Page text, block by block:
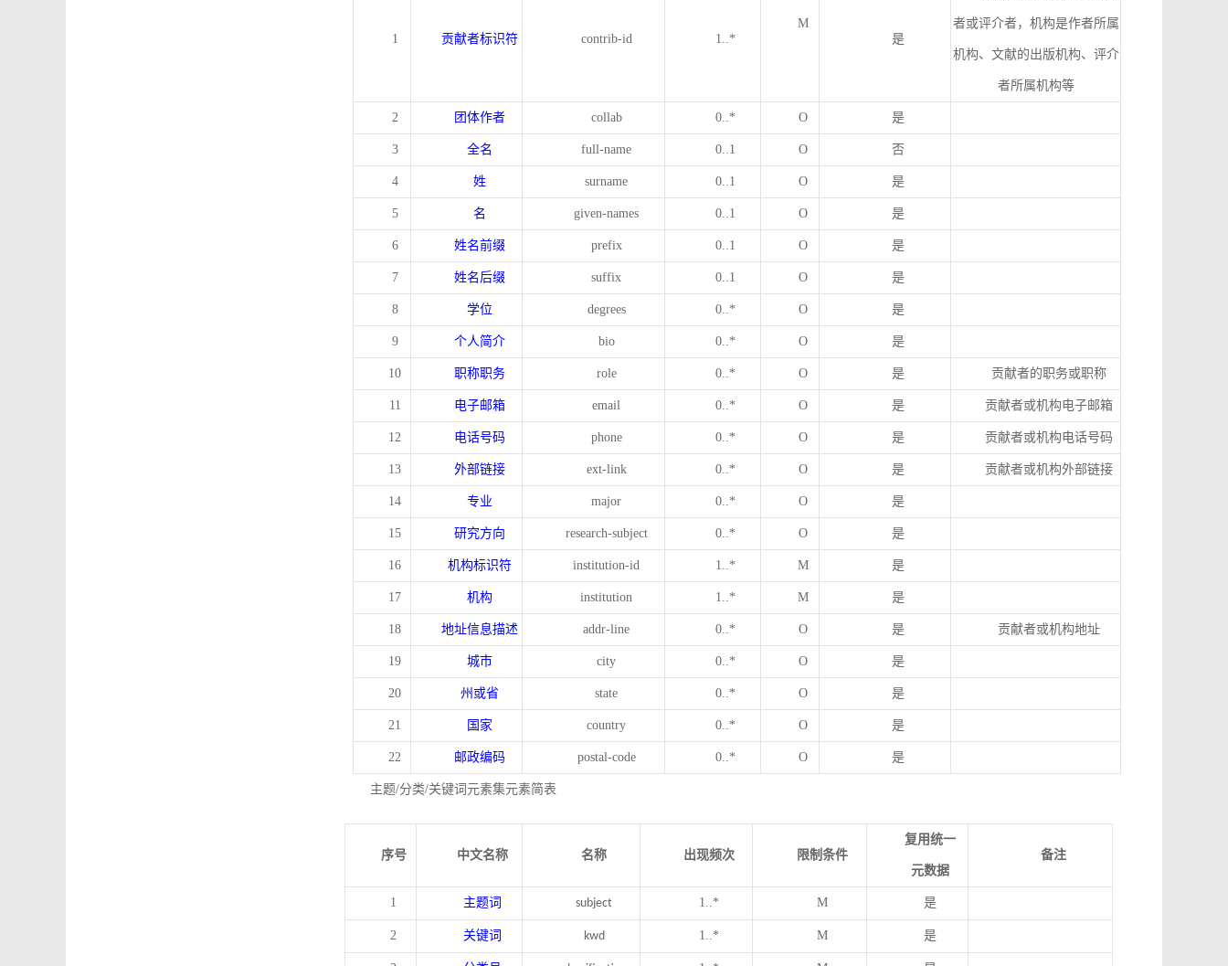
1 贡献者标识符 contrib-id 1..*
M
是
者或评介者，机构是作者所属
机构、文献的出版机构、评介
者所属机构等
2 团体作者 collab 0..* O 是
3 全名 full-name 0..1 O 否
4 姓 surname 0..1 O 是
5 名 given-names 0..1 O 是
6 姓名前缀 prefix 0..1 O 是
7 姓名后缀 suffix 0..1 O 是
8 学位 degrees 0..* O 是
9 个人简介 bio 0..* O 是
10 职称职务 role 0..* O 是 贡献者的职务或职称
11 电子邮箱 email 0..* O 是 贡献者或机构电子邮箱
12 电话号码 phone 0..* O 是 贡献者或机构电话号码
13 外部链接 ext-link 0..* O 是 贡献者或机构外部链接
14 专业 major 0..* O 是
15 研究方向 research-subject 0..* O 是
16 机构标识符 institution-id 1..* M 是
17 机构 institution 1..* M 是
18 地址信息描述 addr-line 0..* O 是 贡献者或机构地址
19 城市 city 0..* O 是
20 州或省 state 0..* O 是
21 国家 country 0..* O 是
22 邮政编码 postal-code 0..* O 是
主题/分类/关键词元素集元素简表
序号 中文名称 名称 出现频次 限制条件
复用统一
元数据
备注
1 主题词 subject 1..* M 是
2 关键词 kwd 1..* M 是